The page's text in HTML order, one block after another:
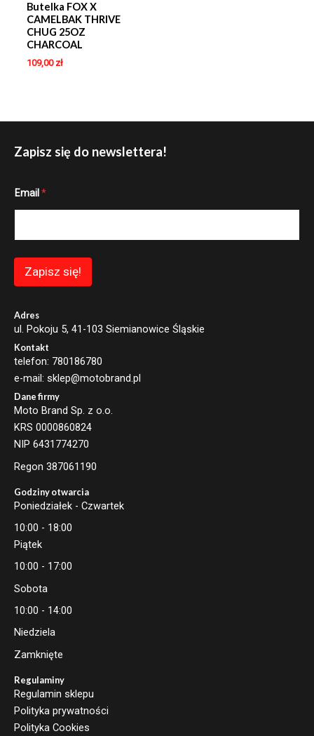
Butelka FOX X
CAMELBAK THRIVE
CHUG 25OZ
CHARCOAL
109,00 zł
Zapisz się do newslettera!
E
l
i
Email *
Zapisz się!
Adres
ul. Pokoju 5, 41-103 Siemianowice Śląskie
Kontakt
telefon: 780186780
e-mail: sklep@motobrand.pl
Dane firmy
Moto Brand Sp. z o.o.
KRS 0000860824
NIP 6431774270
Regon 387061190
Godziny otwarcia
Poniedziałek - Czwartek
10:00 - 18:00
Piątek
10:00 - 17:00
Sobota
10:00 - 14:00
Niedziela
Zamknięte
Regulaminy
Regulamin sklepu
Polityka prywatności
Polityka Cookies